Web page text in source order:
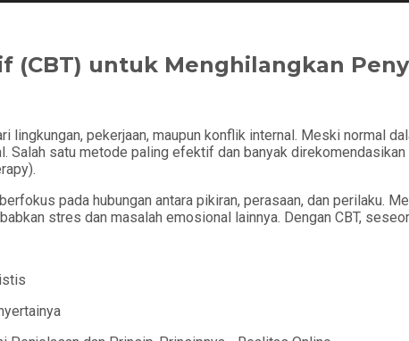
(CBT) untuk Menghilangkan
lingkungan, pekerjaan, maupun konflik internal. Meski normal
Salah satu metode paling efektif dan banyak
pada hubungan antara pikiran, perasaan, dan perilaku.
stres dan masalah emosional lainnya. Dengan CBT,